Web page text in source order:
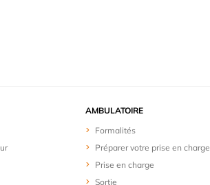
AMBULATOIRE
Formalités
Préparer votre prise en charge
Prise en charge
Sortie